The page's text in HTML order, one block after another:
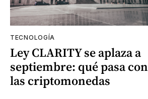
TECNOLOGÍA
Ley CLARITY se aplaza a
septiembre: qué pasa con
las criptomonedas